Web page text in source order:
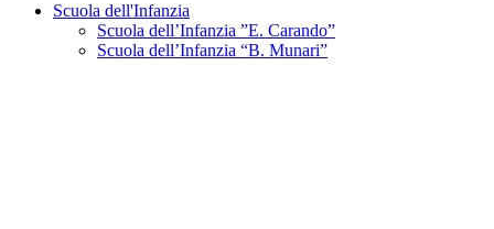
Scuola dell'Infanzia
Scuola dell’Infanzia ”E. Carando”
Scuola dell’Infanzia “B. Munari”